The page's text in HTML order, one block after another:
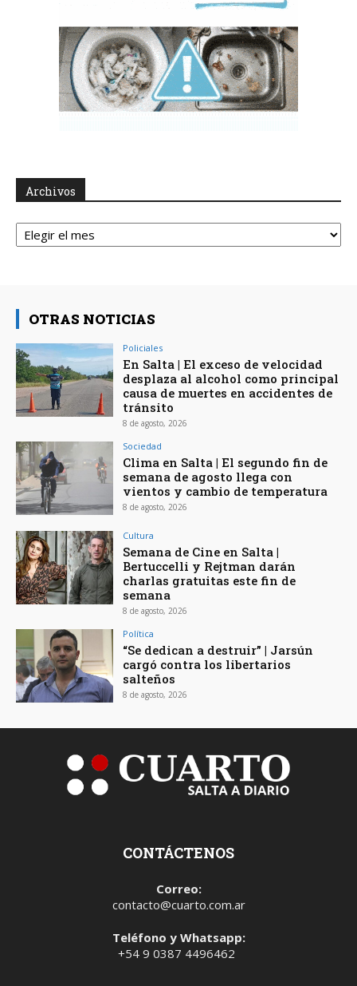
Archivos
Archivos
OTRAS NOTICIAS
Policiales
En Salta | El exceso de velocidad
desplaza al alcohol como principal
causa de muertes en accidentes de
tránsito
8 de agosto, 2026
Sociedad
Clima en Salta | El segundo fin de
semana de agosto llega con
vientos y cambio de temperatura
8 de agosto, 2026
Cultura
Semana de Cine en Salta |
Bertuccelli y Rejtman darán
charlas gratuitas este fin de
semana
8 de agosto, 2026
Política
“Se dedican a destruir” | Jarsún
cargó contra los libertarios
salteños
8 de agosto, 2026
CONTÁCTENOS
Correo:
contacto@cuarto.com.ar
Teléfono y Whatsapp:
+54 9 0387 4496462